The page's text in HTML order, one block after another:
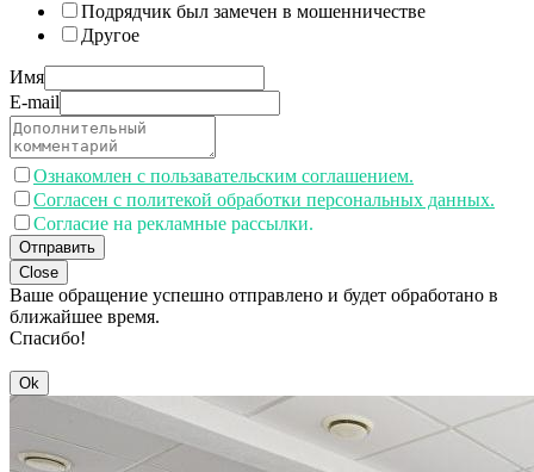
Подрядчик был замечен в мошенничестве
Другое
Имя
E-mail
Ознакомлен с пользавательским соглашением.
Согласен с политекой обработки персональных данных.
Согласие на рекламные рассылки.
Отправить
Close
Ваше обращение успешно отправлено и будет обработано в
ближайшее время.
Спасибо!
Ok